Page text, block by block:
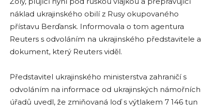
náklad ukrajinského obilí z Rusy okupovaného
přístavu Berďansk. Informovala o tom agentura
Reuters s odvoláním na ukrajinského představitele a
dokument, který Reuters viděl.
Představitel ukrajinského ministerstva zahraničí s
odvoláním na informace od ukrajinských námořních
úřadů uvedl, že zmiňovaná loď s výtlakem 7 146 tun